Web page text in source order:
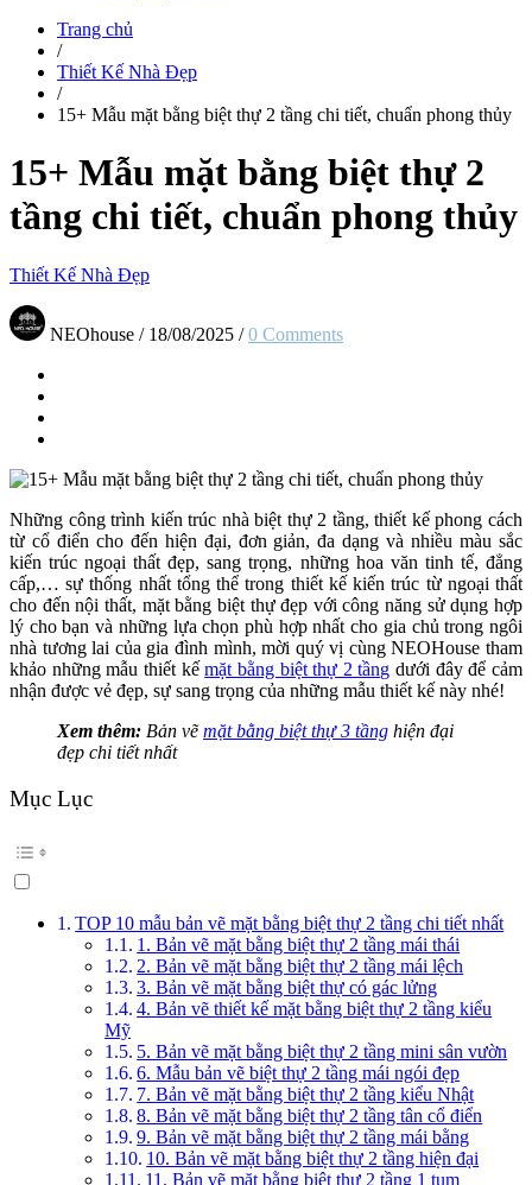
Trang chủ
/
Thiết Kế Nhà Đẹp
/
15+ Mẫu mặt bằng biệt thự 2 tầng chi tiết, chuẩn phong thủy
15+ Mẫu mặt bằng biệt thự 2
tầng chi tiết, chuẩn phong thủy
Thiết Kế Nhà Đẹp
NEOhouse / 18/08/2025 / 0 Comments
Những công trình kiến trúc nhà biệt thự 2 tầng, thiết kế phong cách
từ cổ điển cho đến hiện đại, đơn giản, đa dạng và nhiều màu sắc
kiến trúc ngoại thất đẹp, sang trọng, những hoa văn tinh tế, đẳng
cấp,… sự thống nhất tổng thể trong thiết kế kiến trúc từ ngoại thất
cho đến nội thất, mặt bằng biệt thự đẹp với công năng sử dụng hợp
lý cho bạn và những lựa chọn phù hợp nhất cho gia chủ trong ngôi
nhà tương lai của gia đình mình, mời quý vị cùng NEOHouse tham
khảo những mẫu thiết kếmặt bằng biệt thự 2 tầng dưới đây để cảm
nhận được vẻ đẹp, sự sang trọng của những mẫu thiết kế này nhé!
Xem thêm: Bản vẽmặt bằng biệt thự 3 tầng hiện đại
đẹp chi tiết nhất
Mục Lục
TOP 10 mẫu bản vẽ mặt bằng biệt thự 2 tầng chi tiết nhất
1. Bản vẽ mặt bằng biệt thự 2 tầng mái thái
2. Bản vẽ mặt bằng biệt thự 2 tầng mái lệch
3. Bản vẽ mặt bằng biệt thự có gác lửng
4. Bản vẽ thiết kế mặt bằng biệt thự 2 tầng kiểu
Mỹ
5. Bản vẽ mặt bằng biệt thự 2 tầng mini sân vườn
6. Mẫu bản vẽ biệt thự 2 tầng mái ngói đẹp
7. Bản vẽ mặt bằng biệt thự 2 tầng kiểu Nhật
8. Bản vẽ mặt bằng biệt thự 2 tầng tân cổ điển
9. Bản vẽ mặt bằng biệt thự 2 tầng mái bằng
10. Bản vẽ mặt bằng biệt thự 2 tầng hiện đại
11. Bản vẽ mặt bằng biệt thự 2 tầng 1 tum